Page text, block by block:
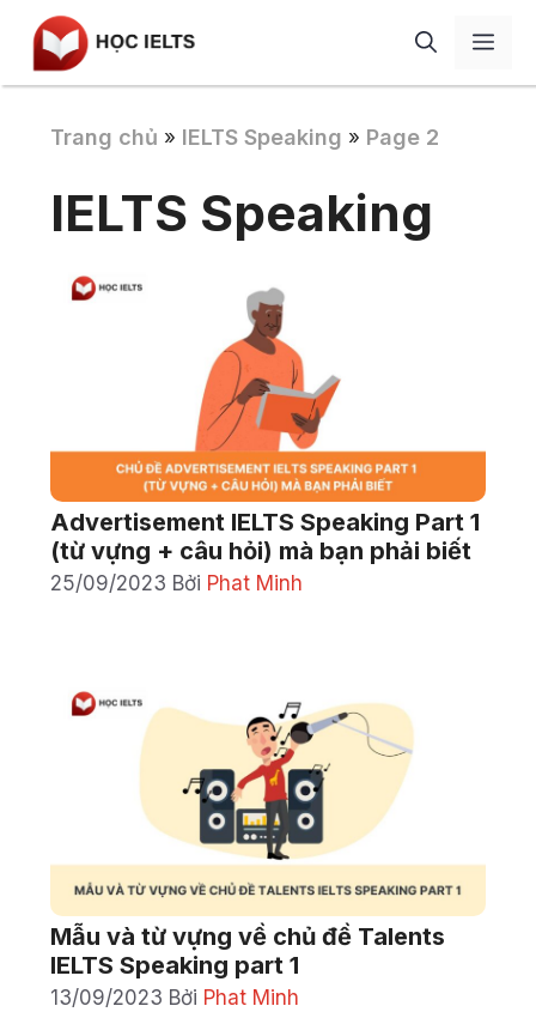
Chuyển
đến
IELTS Speaking
IELTS Listening
Tài liệu
Blog
Trang chủ » IELTS Speaking » Page 2
IELTS Speaking
Advertisement IELTS Speaking Part 1
(từ vựng + câu hỏi) mà bạn phải biết
25/09/2023 Bởi Phat Minh
Mẫu và từ vựng về chủ đề Talents
IELTS Speaking part 1
13/09/2023 Bởi Phat Minh